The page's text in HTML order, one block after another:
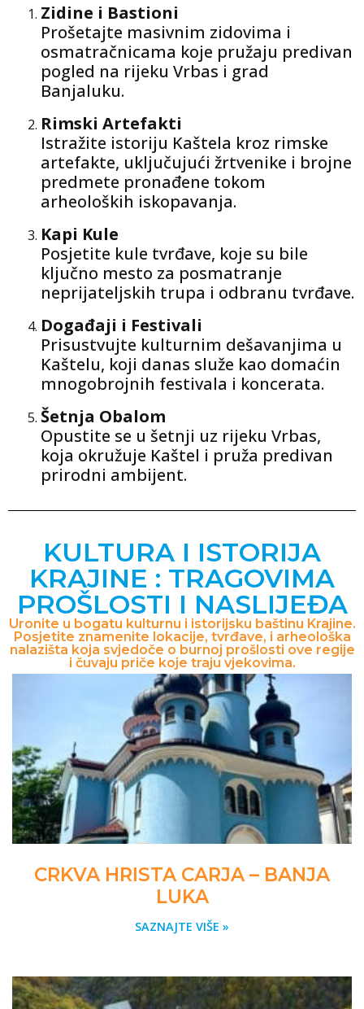
Zidine i Bastioni
Prošetajte masivnim zidovima i
osmatračnicama koje pružaju predivan
pogled na rijeku Vrbas i grad
Banjaluku.
Rimski Artefakti
Istražite istoriju Kaštela kroz rimske
artefakte, uključujući žrtvenike i brojne
predmete pronađene tokom
arheoloških iskopavanja.
Kapi Kule
Posjetite kule tvrđave, koje su bile
ključno mesto za posmatranje
neprijateljskih trupa i odbranu tvrđave.
Događaji i Festivali
Prisustvujte kulturnim dešavanjima u
Kaštelu, koji danas služe kao domaćin
mnogobrojnih festivala i koncerata.
Šetnja Obalom
Opustite se u šetnji uz rijeku Vrbas,
koja okružuje Kaštel i pruža predivan
prirodni ambijent.
KULTURA I ISTORIJA
KRAJINE : TRAGOVIMA
PROŠLOSTI I NASLIJEĐA
Uronite u bogatu kulturnu i istorijsku baštinu Krajine.
Posjetite znamenite lokacije, tvrđave, i arheološka
nalazišta koja svjedoče o burnoj prošlosti ove regije
i čuvaju priče koje traju vjekovima.
CRKVA HRISTA CARJA – BANJA
LUKA
SAZNAJTE VIŠE »